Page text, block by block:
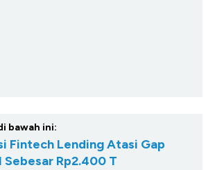
bawah ini:
Fintech Lending Atasi Gap
Sebesar Rp2.400 T